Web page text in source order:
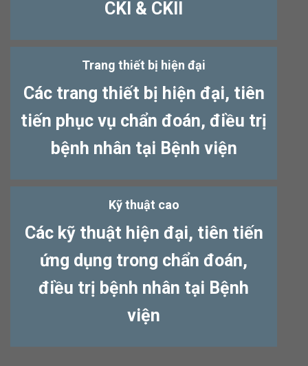
CKI & CKII
Trang thiết bị hiện đại
Các trang thiết bị hiện đại, tiên
tiến phục vụ chẩn đoán, điều trị
bệnh nhân tại Bệnh viện
Kỹ thuật cao
Các kỹ thuật hiện đại, tiên tiến
ứng dụng trong chẩn đoán,
điều trị bệnh nhân tại Bệnh
viện